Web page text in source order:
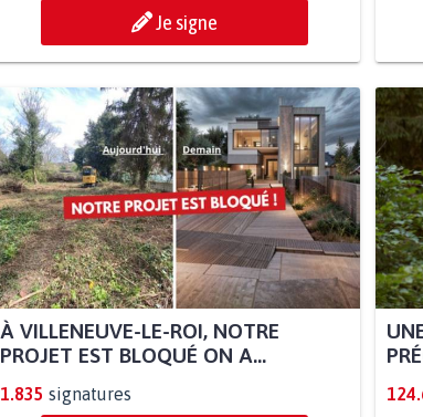
Je signe
À VILLENEUVE-LE-ROI, NOTRE
PROJET EST BLOQUÉ ON A...
1.835 signatures